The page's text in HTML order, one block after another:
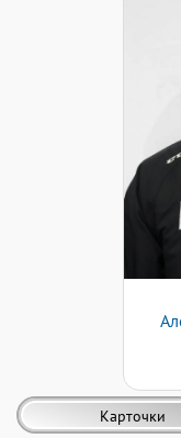
Карточки